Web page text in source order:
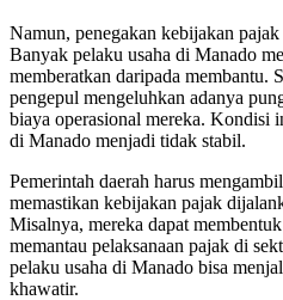
Namun, penegakan kebijakan
Banyak pelaku usaha di Manado
memberatkan daripada membantu.
pengepul mengeluhkan adanya
biaya operasional mereka. Kondisi
di Manado menjadi tidak stabil.
Pemerintah daerah harus
memastikan kebijakan pajak
Misalnya, mereka dapat
memantau pelaksanaan pajak di
pelaku usaha di Manado bisa
khawatir.